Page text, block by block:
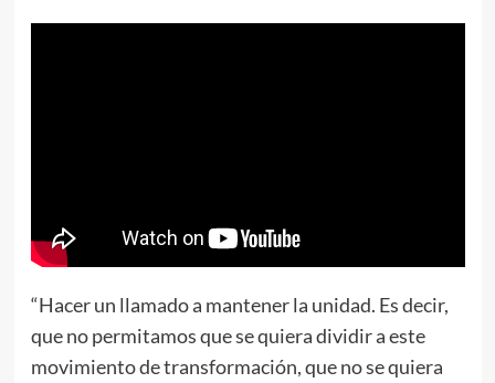
“Hacer un llamado a mantener la unidad. Es decir,
que no permitamos que se quiera dividir a este
movimiento de transformación, que no se quiera